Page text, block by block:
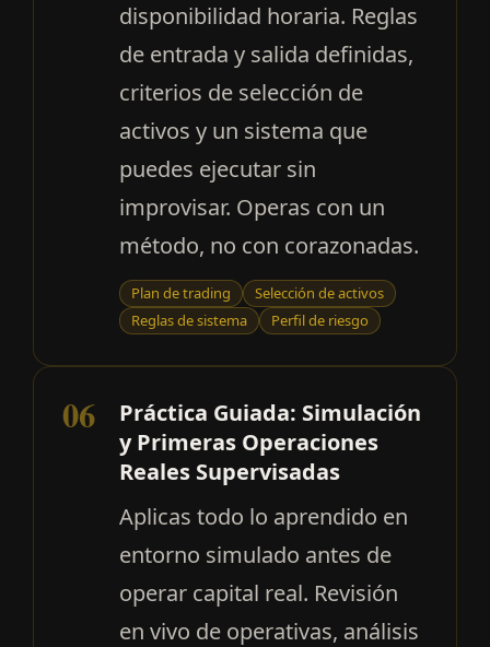
disponibilidad horaria. Reglas
de entrada y salida definidas,
criterios de selección de
activos y un sistema que
puedes ejecutar sin
improvisar. Operas con un
método, no con corazonadas.
Plan de trading
Selección de activos
Reglas de sistema
Perfil de riesgo
06
Práctica Guiada: Simulación
y Primeras Operaciones
Reales Supervisadas
Aplicas todo lo aprendido en
entorno simulado antes de
operar capital real. Revisión
en vivo de operativas, análisis